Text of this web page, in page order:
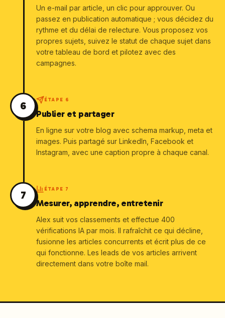
Un e-mail par article, un clic pour approuver. Ou
passez en publication automatique ; vous décidez du
rythme et du délai de relecture. Vous proposez vos
propres sujets, suivez le statut de chaque sujet dans
votre tableau de bord et pilotez avec des
campagnes.
6
ÉTAPE 6
Publier et partager
En ligne sur votre blog avec schema markup, meta et
images. Puis partagé sur LinkedIn, Facebook et
Instagram, avec une caption propre à chaque canal.
7
ÉTAPE 7
Mesurer, apprendre, entretenir
Alex suit vos classements et effectue 400
vérifications IA par mois. Il rafraîchit ce qui décline,
fusionne les articles concurrents et écrit plus de ce
qui fonctionne. Les leads de vos articles arrivent
directement dans votre boîte mail.